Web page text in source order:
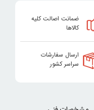
ضمانت اصالت کلیه
کالاها
ارسال سفارشات
سراسر کشور